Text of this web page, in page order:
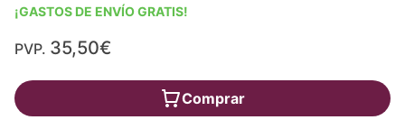
¡GASTOS DE ENVÍO GRATIS!
PVP. 35,50€
Comprar